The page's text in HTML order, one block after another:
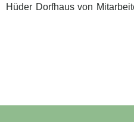
Hüder Dorfhaus von